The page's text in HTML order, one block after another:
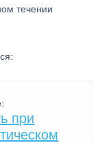
течении
при